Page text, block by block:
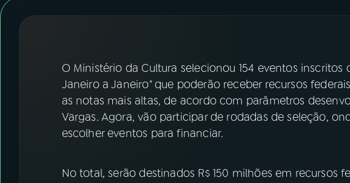
Instagram X
O Ministério da Cultura selecionou 154 eventos
Janeiro a Janeiro" que poderão receber recursos
as notas mais altas, de acordo com parâmetros
Vargas. Agora, vão participar de rodadas de seleção,
escolher eventos para financiar.
No total, serão destinados R$ 150 milhões em recursos